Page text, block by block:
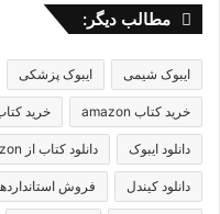
مطالب دیگر:
ایبوک شیمی ایبوک پزشکی
خرید کتاب amazon خرید
دانلود ایبوک دانلود کتاب از Amazon
دانلود کیندل فروش